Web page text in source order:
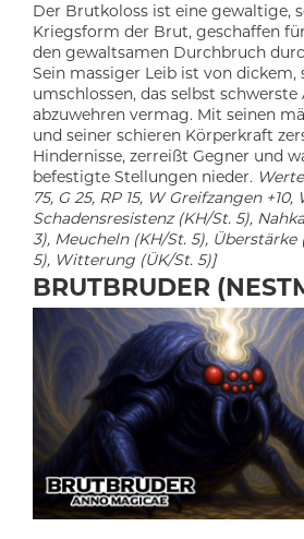
Der Brutkoloss ist eine gewaltige,
Kriegsform der Brut, geschaffen
den gewaltsamen Durchbruch
Sein massiger Leib ist von dickem,
umschlossen, das selbst
abzuwehren vermag. Mit seinen
und seiner schieren Körperkraft
Hindernisse, zerreißt Gegner und
befestigte Stellungen nieder.
75, G 25, RP 15, W Greifzangen
Schadensresistenz (KH/St. 5),
3), Meucheln (KH/St. 5), Überstärke
5), Witterung (ÜK/St. 5)]
BRUTBRUDER